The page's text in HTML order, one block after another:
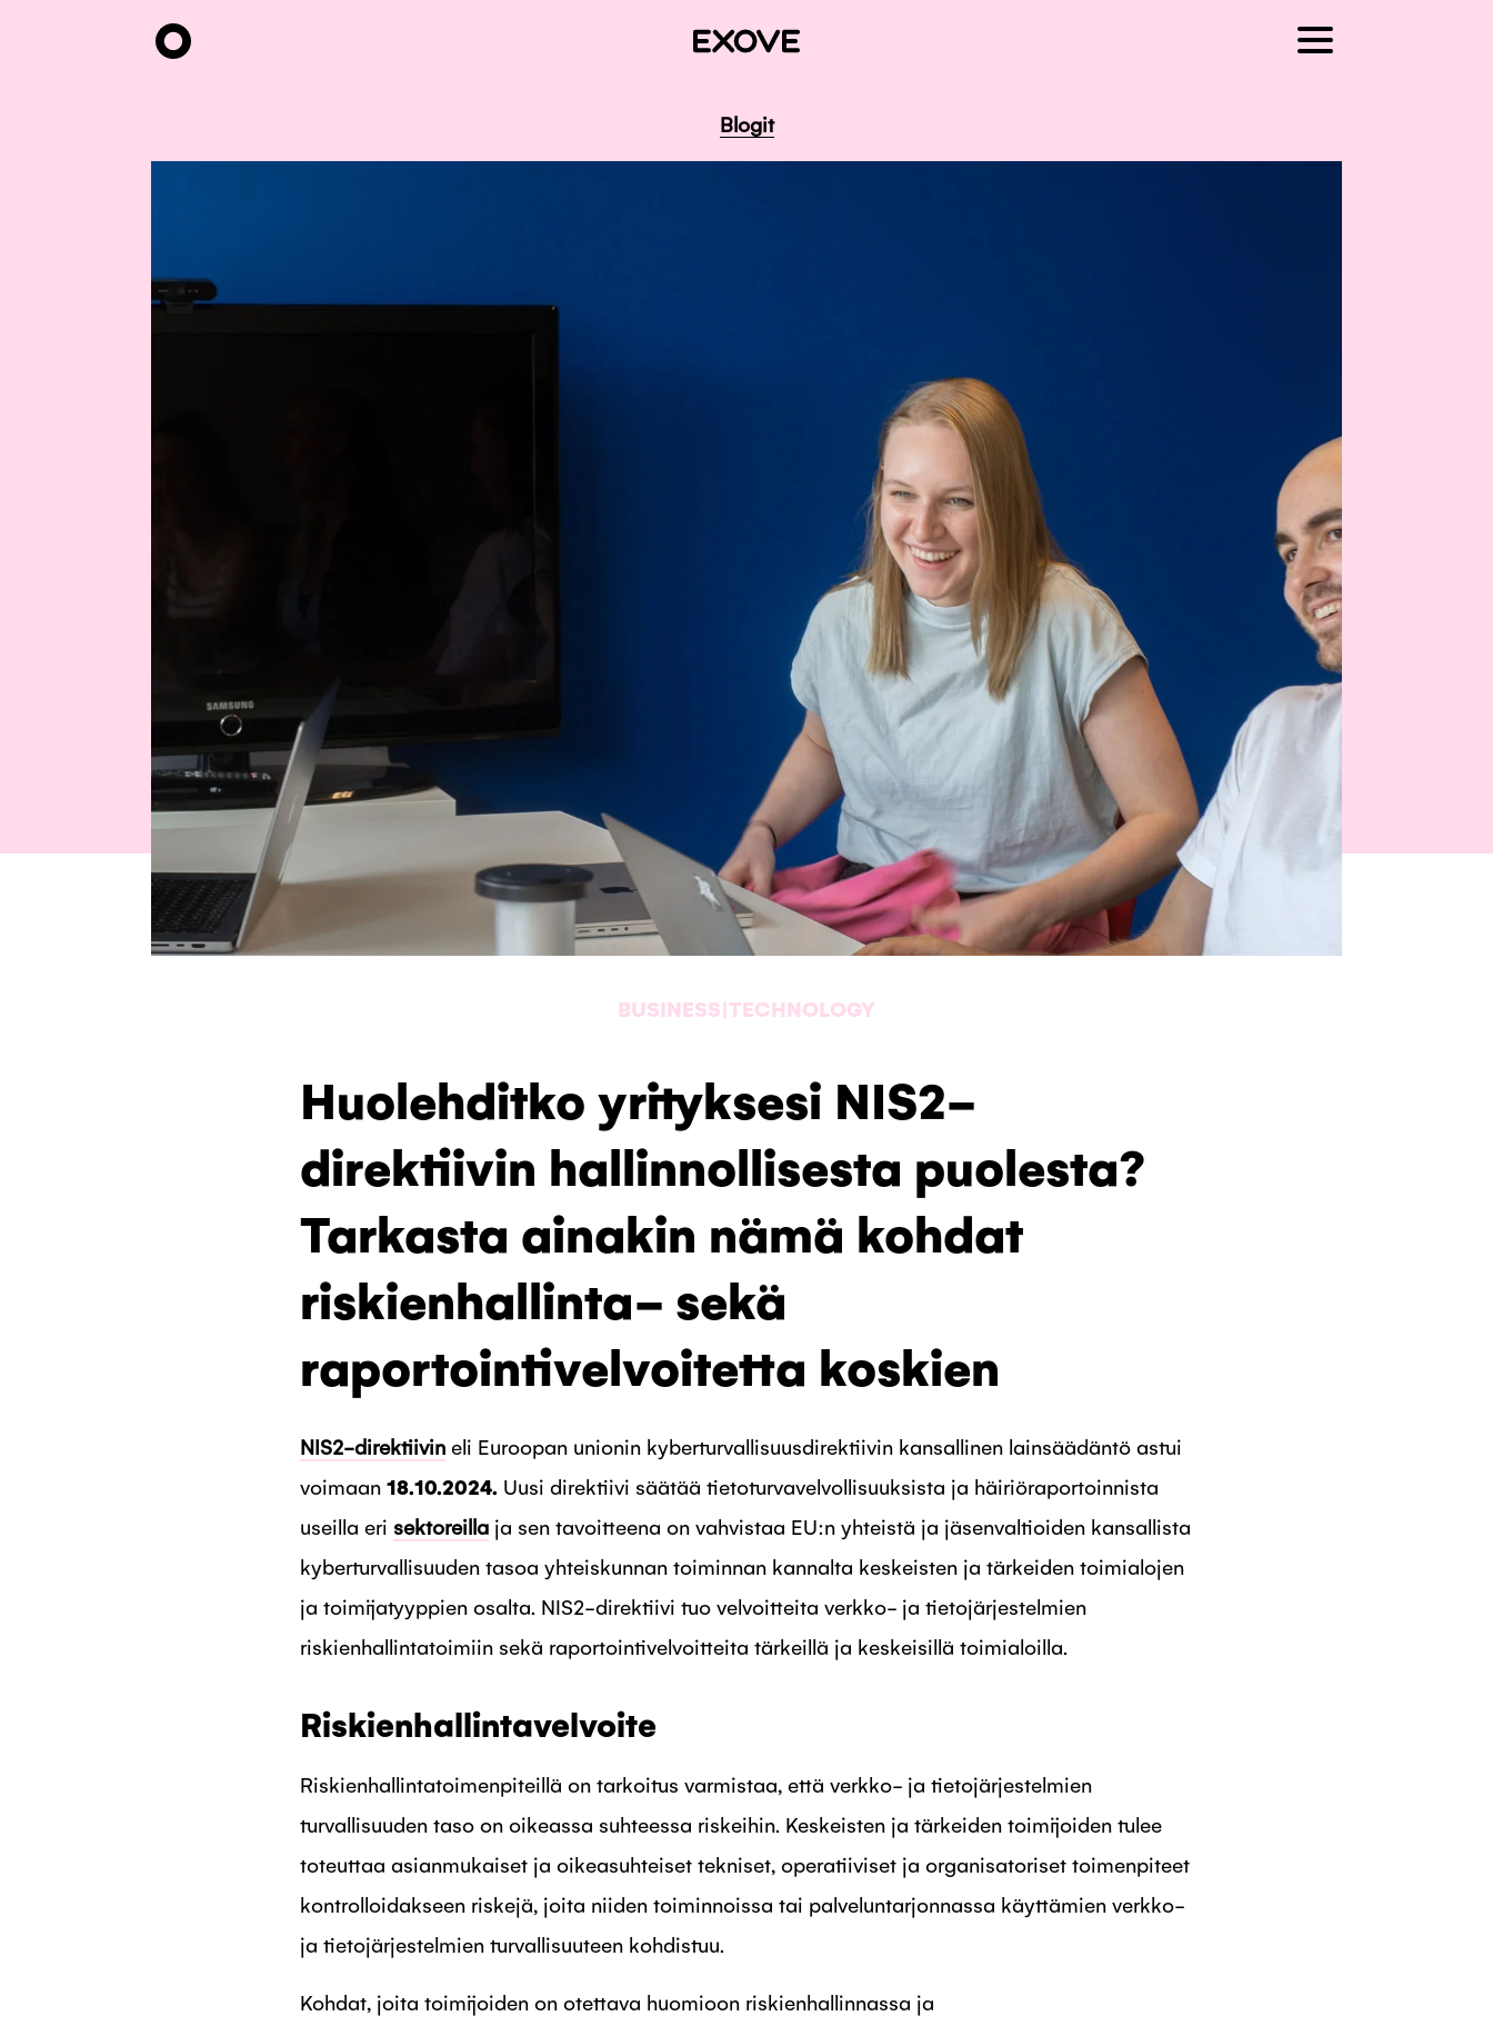
Blogit
BUSINESS|TECHNOLOGY
Huolehditko yrityksesi NIS2-
direktiivin hallinnollisesta puolesta?
Tarkasta ainakin nämä kohdat
riskienhallinta- sekä
raportointivelvoitetta koskien
NIS2-direktiivin eli Euroopan unionin kyberturvallisuusdirektiivin kansallinen lainsäädäntö astui
voimaan 18.10.2024. Uusi direktiivi säätää tietoturvavelvollisuuksista ja häiriöraportoinnista
useilla eri sektoreilla ja sen tavoitteena on vahvistaa EU:n yhteistä ja jäsenvaltioiden kansallista
kyberturvallisuuden tasoa yhteiskunnan toiminnan kannalta keskeisten ja tärkeiden toimialojen
ja toimijatyyppien osalta. NIS2-direktiivi tuo velvoitteita verkko- ja tietojärjestelmien
riskienhallintatoimiin sekä raportointivelvoitteita tärkeillä ja keskeisillä toimialoilla.
Riskienhallintavelvoite
Riskienhallintatoimenpiteillä on tarkoitus varmistaa, että verkko- ja tietojärjestelmien
turvallisuuden taso on oikeassa suhteessa riskeihin. Keskeisten ja tärkeiden toimijoiden tulee
toteuttaa asianmukaiset ja oikeasuhteiset tekniset, operatiiviset ja organisatoriset toimenpiteet
kontrolloidakseen riskejä, joita niiden toiminnoissa tai palveluntarjonnassa käyttämien verkko-
ja tietojärjestelmien turvallisuuteen kohdistuu.
Kohdat, joita toimijoiden on otettava huomioon riskienhallinnassa ja